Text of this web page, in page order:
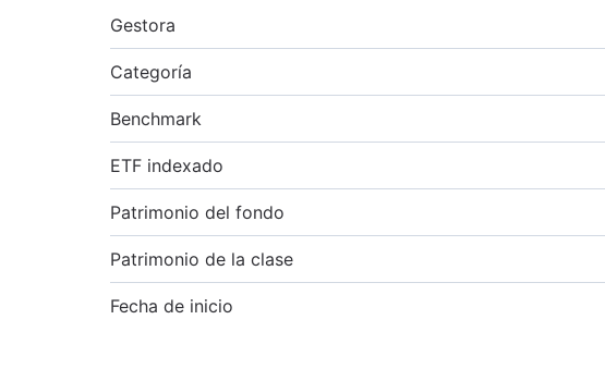
Gestora
Categoría
Benchmark
ETF indexado
Patrimonio del fondo
Patrimonio de la clase
Fecha de inicio